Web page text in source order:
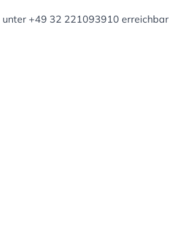
unter +49 32 221093910 erreichbar